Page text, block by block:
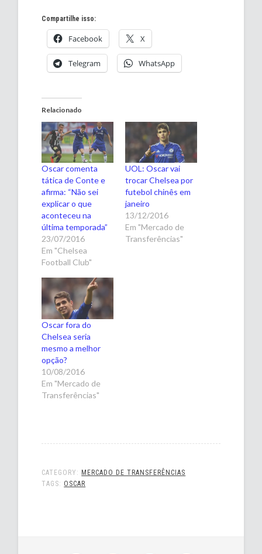
Compartilhe isso:
Facebook X
Telegram WhatsApp
Relacionado
Oscar comenta
tática de Conte e
afirma: “Não sei
explicar o que
aconteceu na
última temporada”
23/07/2016
Em "Chelsea
Football Club"
UOL: Oscar vai
trocar Chelsea por
futebol chinês em
janeiro
13/12/2016
Em "Mercado de
Transferências"
Oscar fora do
Chelsea seria
mesmo a melhor
opção?
10/08/2016
Em "Mercado de
Transferências"
CATEGORY: MERCADO DE TRANSFERÊNCIAS
TAGS: OSCAR